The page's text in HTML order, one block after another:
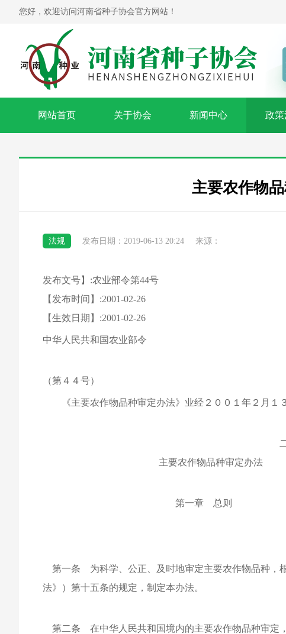
您好，欢迎访问河南省种子协会官方网站！
网站首页 关于协会 新闻中心 政
主要农作物
法规 发布日期：2019-06-13 20:24 来源：
发布文号】:农业部令第44号
【发布时间】:2001-02-26
【生效日期】:2001-02-26
中华人民共和国农业部令
（第４４号）
《主要农作物品种审定办法》业经２００１年２月１
部长 陈
二００一年二月
主要农作物品种审定办法
第一章 总则
第一条 为科学、公正、及时地审定主要农作物品种，
法》）第十五条的规定，制定本办法。
第二条 在中华人民共和国境内的主要农作物品种审定，